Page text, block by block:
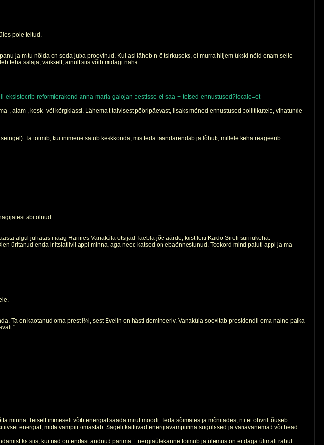
pole leitud.
ja mitu nõida on seda juba proovinud. Kui asi läheb n-ö tsirkuseks, ei murra hiljem ükski nõid enam selle
teha salaja, vaikselt, ainult siis võib midagi näha.
reformierakond-anna-maria-galojan-eestisse-ei-saa-+-teised-ennustused?locale=et
, alam-, kesk- või kõrgklassi. Lähemalt talvisest pööripäevast, lisaks mõned ennustused poliitikutele, vihatunde
Ta toimib, kui inimene satub keskkonda, mis teda taandarendab ja lõhub, millele keha reageerib
abi olnud.
algul juhatas maag Hannes Vanaküla otsijad Taebla jõe äärde, kust leiti Kaido Sireli surnukeha.
üritanud enda initsiatiivil appi minna, aga need katsed on ebaõnnestunud. Tookord mind paluti appi ja ma
Ta on kaotanud oma prestii¾i, sest Evelin on hästi domineeriv. Vanaküla soovitab presidendil oma naine paika
minna. Teiselt inimeselt võib energiat saada mitut moodi. Teda sõimates ja mõnitades, nii et ohvril tõuseb
energiat, mida vampiir omastab. Sageli käituvad energiavampiirina sugulased ja vanavanemad või head
ka siis, kui nad on endast andnud parima. Energiaülekanne toimub ja ülemus on endaga ülimalt rahul.